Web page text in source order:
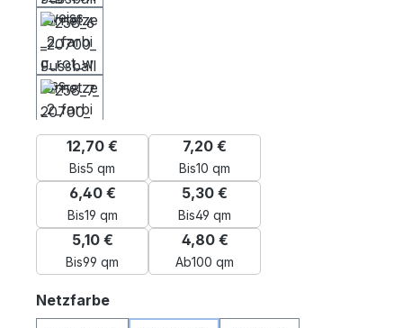
Bis5 qm
12,70 €
Bis10 qm
7,20 €
Bis19 qm
6,40 €
Bis49 qm
5,30 €
Bis99 qm
5,10 €
Ab100 qm
4,80 €
Netzfarbeauswählen